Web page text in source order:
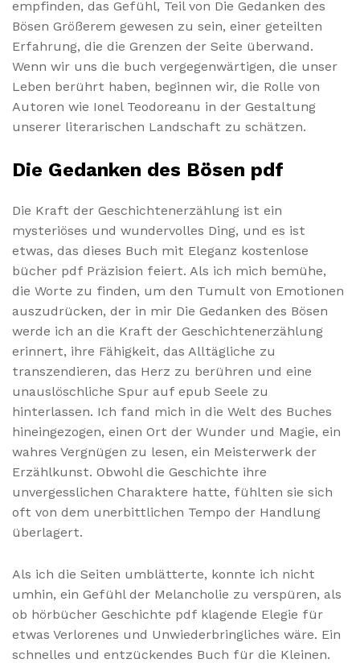
empfinden, das Gefühl, Teil von Die Gedanken des
Bösen Größerem gewesen zu sein, einer geteilten
Erfahrung, die die Grenzen der Seite überwand.
Wenn wir uns die buch vergegenwärtigen, die unser
Leben berührt haben, beginnen wir, die Rolle von
Autoren wie Ionel Teodoreanu in der Gestaltung
unserer literarischen Landschaft zu schätzen.
Die Gedanken des Bösen pdf
Die Kraft der Geschichtenerzählung ist ein
mysteriöses und wundervolles Ding, und es ist
etwas, das dieses Buch mit Eleganz kostenlose
bücher pdf Präzision feiert. Als ich mich bemühe,
die Worte zu finden, um den Tumult von Emotionen
auszudrücken, der in mir Die Gedanken des Bösen
werde ich an die Kraft der Geschichtenerzählung
erinnert, ihre Fähigkeit, das Alltägliche zu
transzendieren, das Herz zu berühren und eine
unauslöschliche Spur auf epub Seele zu
hinterlassen. Ich fand mich in die Welt des Buches
hineingezogen, einen Ort der Wunder und Magie, ein
wahres Vergnügen zu lesen, ein Meisterwerk der
Erzählkunst. Obwohl die Geschichte ihre
unvergesslichen Charaktere hatte, fühlten sie sich
oft von dem unerbittlichen Tempo der Handlung
überlagert.
Als ich die Seiten umblätterte, konnte ich nicht
umhin, ein Gefühl der Melancholie zu verspüren, als
ob hörbücher Geschichte pdf klagende Elegie für
etwas Verlorenes und Unwiederbringliches wäre. Ein
schnelles und entzückendes Buch für die Kleinen.